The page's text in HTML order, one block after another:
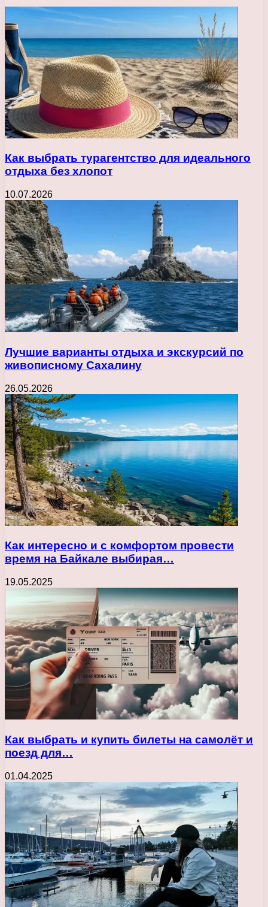
Как выбрать турагентство для идеального
отдыха без хлопот
10.07.2026
Лучшие варианты отдыха и экскурсий по
живописному Сахалину
26.05.2026
Как интересно и с комфортом провести
время на Байкале выбирая…
19.05.2025
Как выбрать и купить билеты на самолёт и
поезд для…
01.04.2025